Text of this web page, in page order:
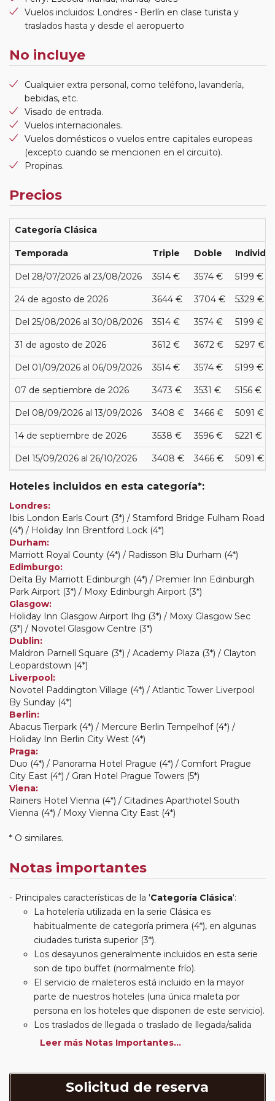
Vuelos incluidos: Londres - Berlín en clase turista y
traslados hasta y desde el aeropuerto
No incluye
Cualquier extra personal, como teléfono, lavandería,
bebidas, etc.
Visado de entrada.
Vuelos internacionales.
Vuelos domésticos o vuelos entre capitales europeas
(excepto cuando se mencionen en el circuito).
Propinas.
Precios
Categoría Clásica
Temporada Triple Doble
Del 28/07/2026 al 23/08/2026 3514 € 3574 € 5199 €
24 de agosto de 2026 3644 € 3704 € 5329 €
Del 25/08/2026 al 30/08/2026 3514 € 3574 € 5199 €
31 de agosto de 2026 3612 € 3672 € 5297 €
Del 01/09/2026 al 06/09/2026 3514 € 3574 € 5199 €
07 de septiembre de 2026 3473 € 3531 € 5156 €
Del 08/09/2026 al 13/09/2026 3408 € 3466 € 5091 €
14 de septiembre de 2026 3538 € 3596 € 5221 €
Del 15/09/2026 al 26/10/2026 3408 € 3466 € 5091 €
Hoteles incluidos en esta categoría*:
Londres:
Ibis London Earls Court (3*) / Stamford Bridge Fulham Road
(4*) / Holiday Inn Brentford Lock (4*)
Durham:
Marriott Royal County (4*) / Radisson Blu Durham (4*)
Edimburgo:
Delta By Marriott Edinburgh (4*) / Premier Inn Edinburgh
Park Airport (3*) / Moxy Edinburgh Airport (3*)
Glasgow:
Holiday Inn Glasgow Airport Ihg (3*) / Moxy Glasgow Sec
(3*) / Novotel Glasgow Centre (3*)
Dublin:
Maldron Parnell Square (3*) / Academy Plaza (3*) / Clayton
Leopardstown (4*)
Liverpool:
Novotel Paddington Village (4*) / Atlantic Tower Liverpool
By Sunday (4*)
Berlin:
Abacus Tierpark (4*) / Mercure Berlin Tempelhof (4*) /
Holiday Inn Berlin City West (4*)
Praga:
Duo (4*) / Panorama Hotel Prague (4*) / Comfort Prague
City East (4*) / Gran Hotel Prague Towers (5*)
Viena:
Rainers Hotel Vienna (4*) / Citadines Aparthotel South
Vienna (4*) / Moxy Vienna City East (4*)
* O similares.
Notas importantes
Principales características de la 'Categoría Clásica':
La hotelería utilizada en la serie Clásica es
habitualmente de categoría primera (4*), en algunas
ciudades turista superior (3*).
Los desayunos generalmente incluidos en esta serie
son de tipo buffet (normalmente frío).
El servicio de maleteros está incluido en la mayor
parte de nuestros hoteles (una única maleta por
persona en los hoteles que disponen de este servicio).
Los traslados de llegada o traslado de llegada/salida
estarán incluidos según itinerario.
suplemento de media pensión (incluirá un número de
almuerzos o cenas señalado en su itinerario).
Leer más Notas Importantes...
Solicitud de reserva